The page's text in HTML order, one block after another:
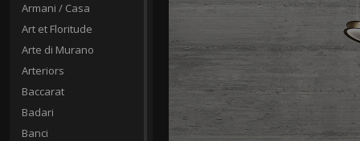
Armani / Casa
Art et Floritude
Arte di Murano
Arteriors
Baccarat
Badari
Banci